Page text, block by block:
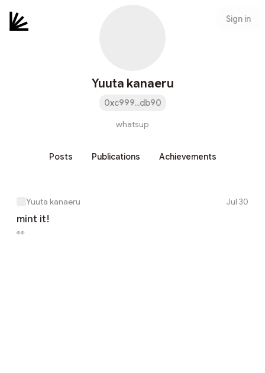
Sign in
Yuuta kanaeru
0xc999...db90
whatsup
Posts Publications Achievements
Yuuta kanaeru Jul 30
mint it!
👀